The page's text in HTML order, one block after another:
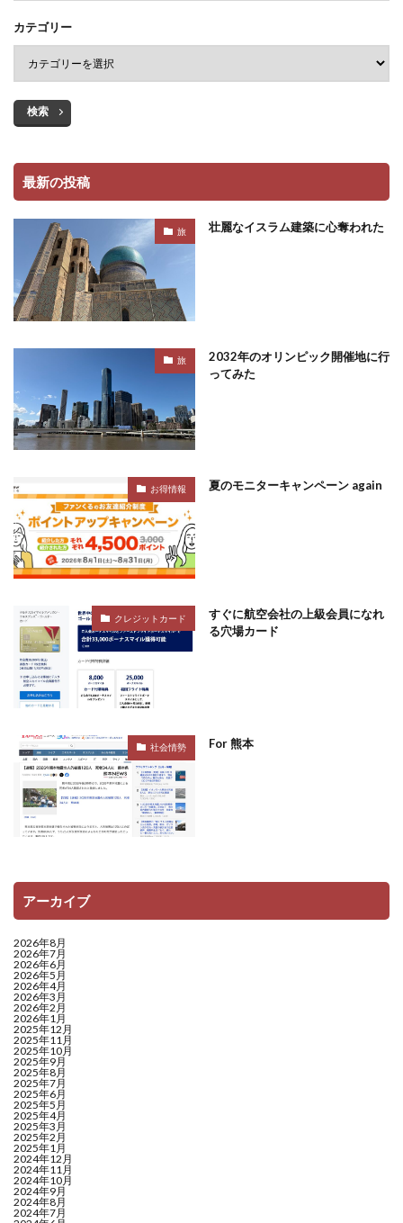
カテゴリー
検索
最新の投稿
旅 壮麗なイスラム建築に心奪われた
旅
2032年のオリンピック開催地に行
ってみた
お得情報 夏のモニターキャンペーン again
クレジットカード
すぐに航空会社の上級会員になれ
る穴場カード
社会情勢 For 熊本
アーカイブ
2026年8月
2026年7月
2026年6月
2026年5月
2026年4月
2026年3月
2026年2月
2026年1月
2025年12月
2025年11月
2025年10月
2025年9月
2025年8月
2025年7月
2025年6月
2025年5月
2025年4月
2025年3月
2025年2月
2025年1月
2024年12月
2024年11月
2024年10月
2024年9月
2024年8月
2024年7月